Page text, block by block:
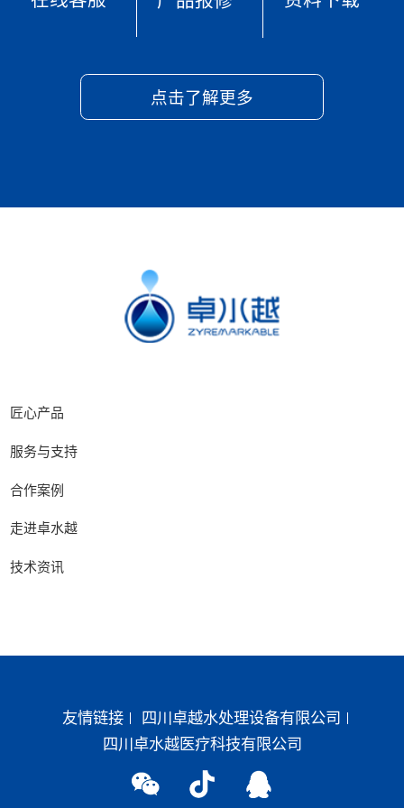
点击了解更多
匠心产品
服务与支持
合作案例
走进卓水越
技术资讯
友情链接
四川卓越水处理设备有限公司
四川卓水越医疗科技有限公司